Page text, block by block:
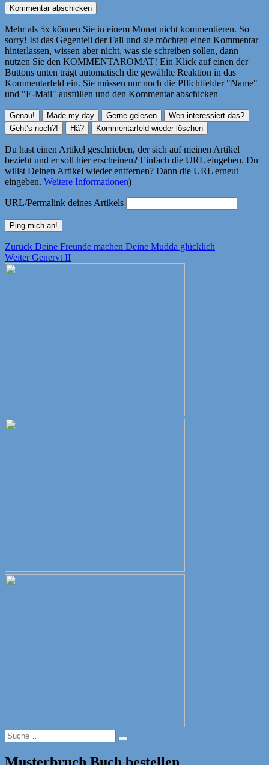
Mehr als 5x können Sie in einem Monat nicht kommentieren. So
sorry! Ist das Gegenteil der Fall und sie möchten einen Kommentar
hinterlassen, wissen aber nicht, was sie schreiben sollen, dann
nutzen Sie den KOMMENTAROMAT! Ein Klick auf einen der
Buttons unten trägt automatisch die gewählte Reaktion in das
Kommentarfeld ein. Sie müssen nur noch die Pflichtfelder "Name"
und "E-Mail" ausfüllen und den Kommentar abschicken
Du hast einen Artikel geschrieben, der sich auf meinen Artikel
bezieht und er soll hier erscheinen? Einfach die URL eingeben. Du
willst Deinen Artikel wieder entfernen? Dann die URL erneut
eingeben. Weitere Informationen)
URL/Permalink deines Artikels
Beitragsnavigation
Zurück Vorheriger
Beitrag:
Deine Freunde machen Deine Mudda glücklich
Weiter Nächster
Genervt II
Suche
nach:
Suche